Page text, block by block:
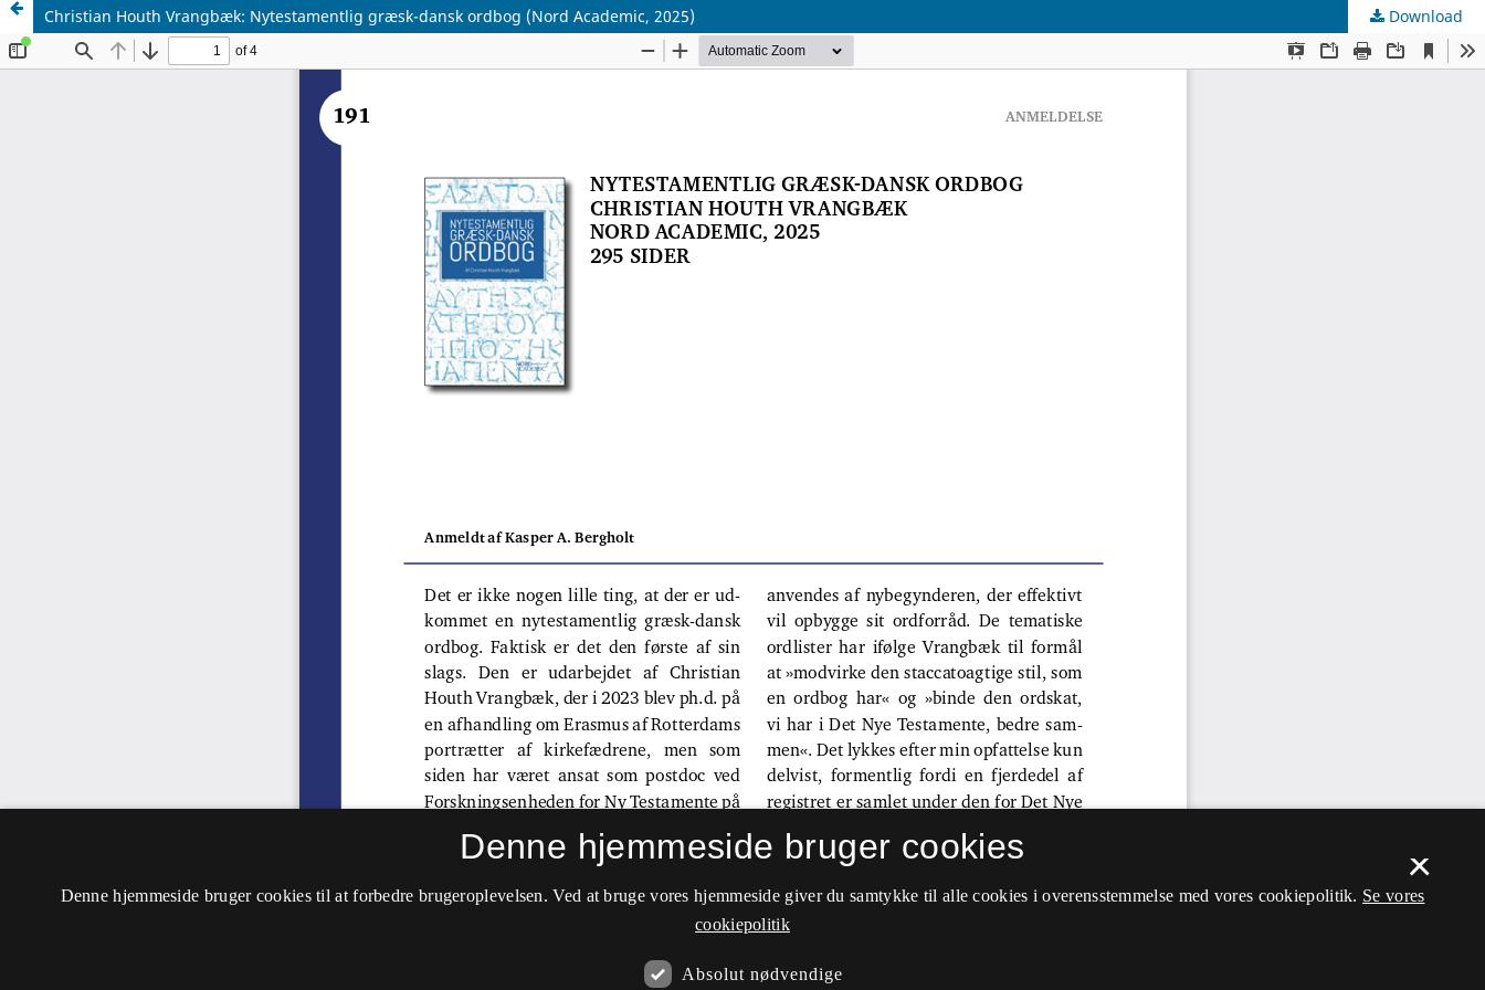
Christian Houth Vrangbæk: Nytestamentlig græsk-dansk ordbog (Nord Academic, 2025) Download
×
Denne hjemmeside bruger cookies
Denne hjemmeside bruger cookies til at forbedre brugeroplevelsen. Ved at bruge vores hjemmeside giver du samtykke til alle cookies i overensstemmelse med vores cookiepolitik. Se vores
cookiepolitik
Absolut nødvendige